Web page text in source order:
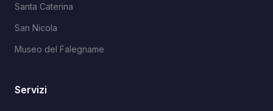
Santa Caterina
San Nicola
Museo del Falegname
Servizi